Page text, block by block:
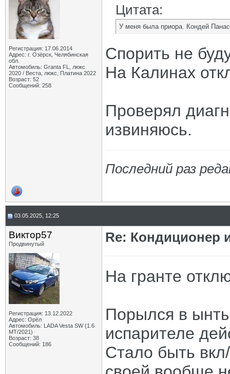
Регистрация: 17.06.2014
Адрес: г. Озёрск, Челябинская
обл.
Автомобиль: Granta FL, люкс
2020 / Веста, люкс, Платина 2022
Возраст: 52
Сообщений: 258
Цитата:
У меня была приора. Кондей
Спорить не
На Калинах
Проверял
извиняюсь.
Последний раз
03.05.2025, 12:25
Виктор57
Продвинутый
Регистрация: 13.12.2022
Адрес: Орёл
Автомобиль: LADA Vesta SW (1.6
МТ/2021)
Возраст: 38
Сообщений: 186
Re: Кондиционер
На гранте
Порылся в
испарителе
Стало быть